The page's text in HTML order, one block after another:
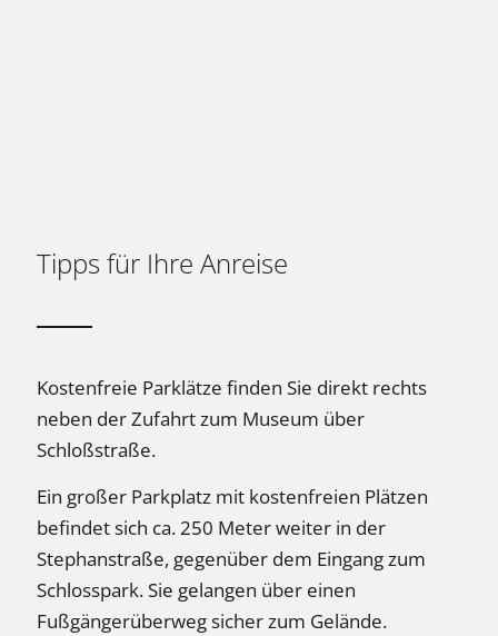
Tipps für Ihre Anreise
Kostenfreie Parklätze finden Sie direkt rechts
neben der Zufahrt zum Museum über
Schloßstraße.
Ein großer Parkplatz mit kostenfreien Plätzen
befindet sich ca. 250 Meter weiter in der
Stephanstraße, gegenüber dem Eingang zum
Schlosspark. Sie gelangen über einen
Fußgängerüberweg sicher zum Gelände.